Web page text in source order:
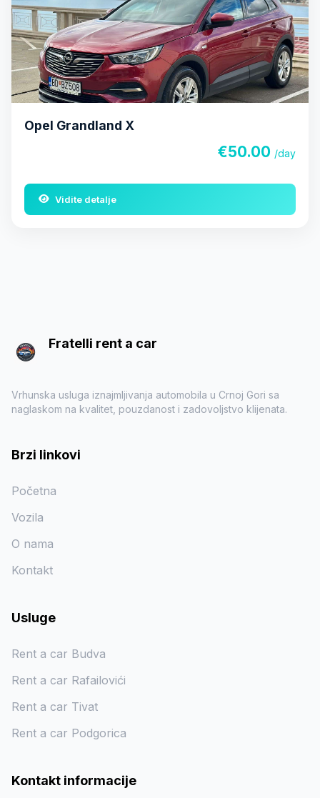
Opel Grandland X
€50.00 /day
Vidite detalje
Fratelli rent a car
Vrhunska usluga iznajmljivanja automobila u Crnoj Gori sa
naglaskom na kvalitet, pouzdanost i zadovoljstvo klijenata.
Brzi linkovi
Početna
Vozila
O nama
Kontakt
Usluge
Rent a car Budva
Rent a car Rafailovići
Rent a car Tivat
Rent a car Podgorica
Kontakt informacije